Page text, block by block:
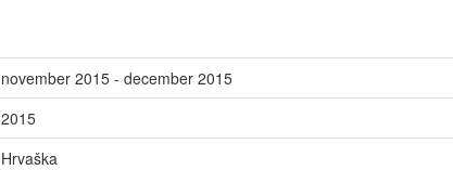
november 2015 - december 2015
2015
Hrvaška